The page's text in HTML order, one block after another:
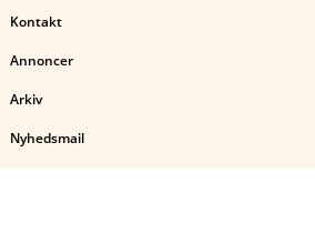
Kontakt
Annoncer
Arkiv
Nyhedsmail